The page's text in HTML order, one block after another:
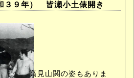
３９年） 皆瀬小土俵開き
高見山関の姿もありま